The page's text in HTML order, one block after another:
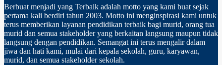
Berbuat menjadi yang Terbaik adalah motto yang kami buat sejak
pertama kali berdiri tahun 2003. Motto ini menginspirasi kami untuk
terus memberikan layanan pendidikan terbaik bagi murid, orang tua
murid dan semua stakeholder yang berkaitan langsung maupun tidak
langsung dengan pendidikan. Semangat ini terus mengalir dalam
jiwa dan hati kami, mulai dari kepala sekolah, guru, karyawan,
murid, dan semua stakeholder sekolah.